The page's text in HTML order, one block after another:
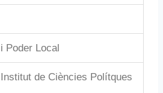
Poder Local
Institut de Ciències Polítques